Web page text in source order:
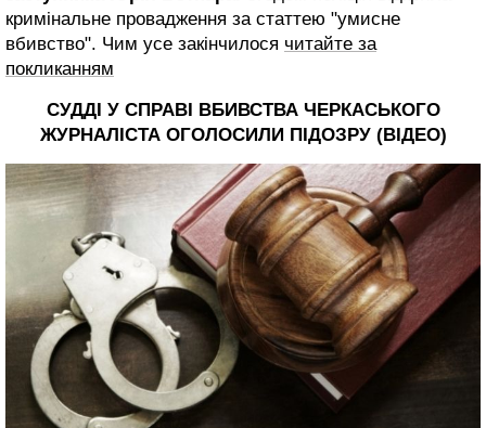
кримінальне провадження за статтею "умисне
вбивство". Чим усе закінчилося читайте за
покликанням
СУДДІ У СПРАВІ ВБИВСТВА ЧЕРКАСЬКОГО
ЖУРНАЛІСТА ОГОЛОСИЛИ ПІДОЗРУ (ВІДЕО)